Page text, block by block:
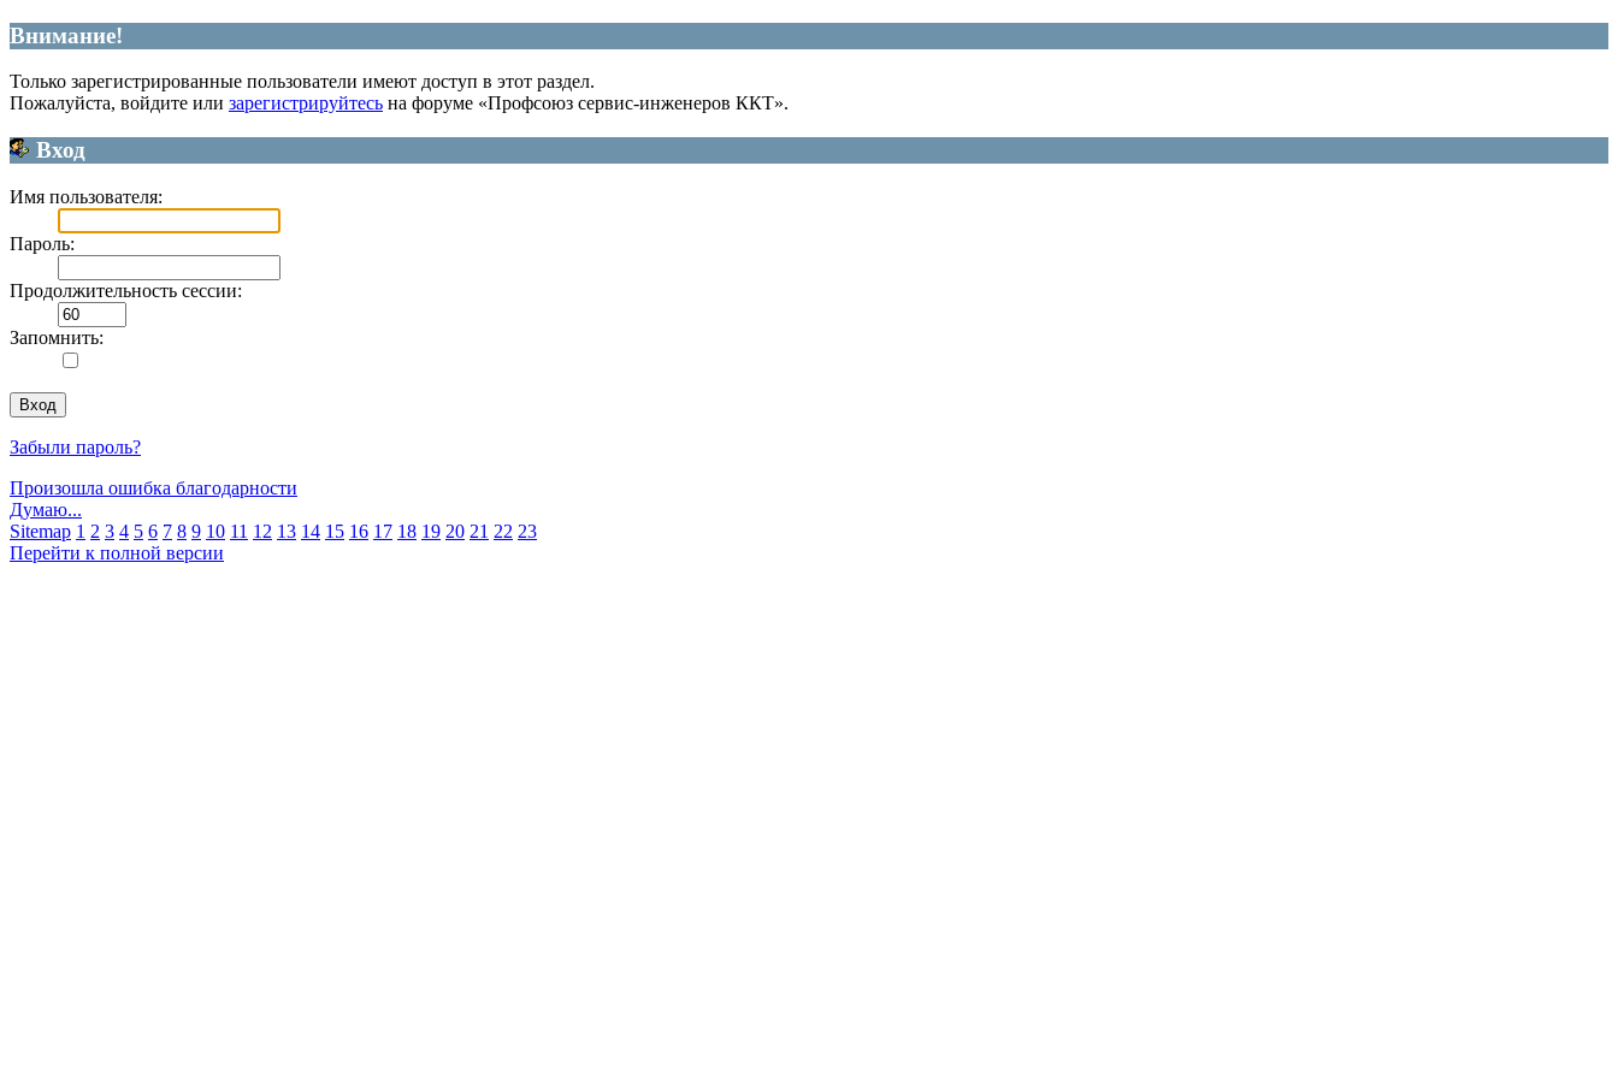
Внимание!
Только зарегистрированные пользователи имеют доступ в этот раздел.
Пожалуйста, войдите или зарегистрируйтесь на форуме «Профсоюз сервис-инженеров ККТ».
Вход
Имя пользователя:
Пароль:
Продолжительность сессии:
Запомнить:
Забыли пароль?
Произошла ошибка благодарности
Думаю...
Sitemap 1 2 3 4 5 6 7 8 9 10 11 12 13 14 15 16 17 18 19 20 21 22 23
Перейти к полной версии